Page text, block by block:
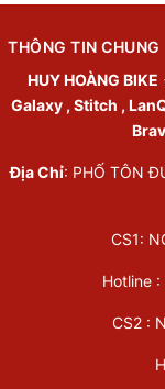
THÔNG TIN CHUNG
HUY HOÀNG BIKE
Galaxy , Stitch ,
Địa Chỉ: PHỐ TÔN
CS1:
Hotline
CS2 :